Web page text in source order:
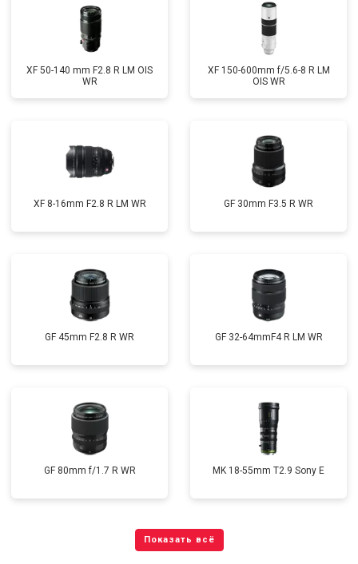
XF 50-140 mm F2.8 R LM OIS
WR
XF 150-600mm f/5.6-8 R LM
OIS WR
XF 8-16mm F2.8 R LM WR GF 30mm F3.5 R WR
GF 45mm F2.8 R WR GF 32-64mmF4 R LM WR
GF 80mm f/1.7 R WR MK 18-55mm T2.9 Sony E